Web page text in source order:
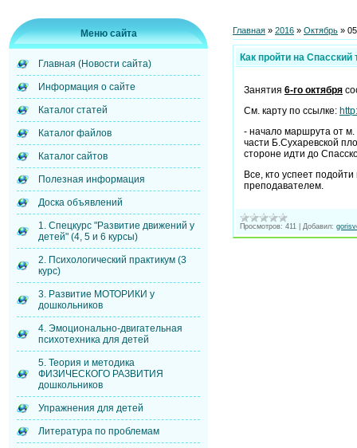
Меню сайта
Главная (Новости сайта)
Информация о сайте
Каталог статей
Каталог файлов
Каталог сайтов
Полезная информация
Доска объявлений
1. Спецкурс "Развитие движений у
детей" (4, 5 и 6 курсы)
2. Психологический практикум (3
курс)
3. Развитие МОТОРИКИ у
дошкольников
4. Эмоционально-двигательная
психотехника для детей
5. Теория и методика
ФИЗИЧЕСКОГО РАЗВИТИЯ
дошкольников
Упражнения для детей
Литература по проблемам
Главная » 2016 » Октябрь » 05
Как пройти на Спасский
Занятия 6-го октября
См. карту по ссылке:
- начало маршрута от
части Б.Сухаревской
стороне идти до
Все, кто успеет
преподавателем.
Просмотров: 411 Добавил: